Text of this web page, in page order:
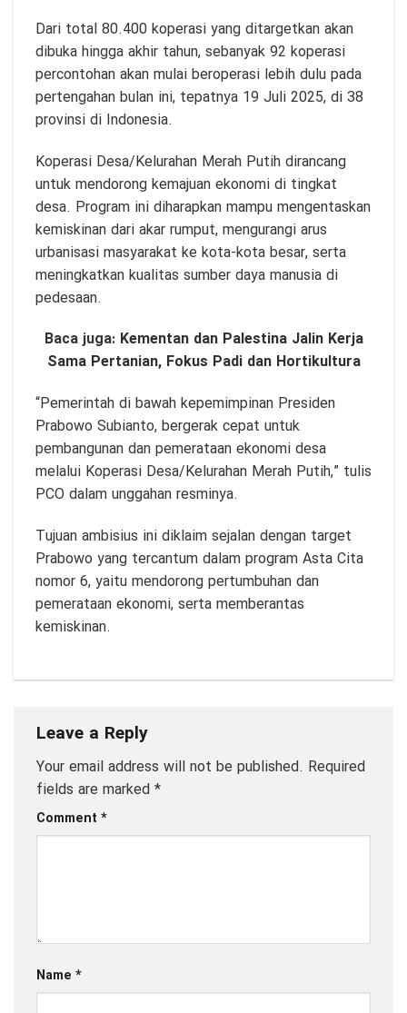
Dari total 80.400 koperasi yang ditargetkan akan
dibuka hingga akhir tahun, sebanyak 92 koperasi
percontohan akan mulai beroperasi lebih dulu pada
pertengahan bulan ini, tepatnya 19 Juli 2025, di 38
provinsi di Indonesia.
Koperasi Desa/Kelurahan Merah Putih dirancang
untuk mendorong kemajuan ekonomi di tingkat
desa. Program ini diharapkan mampu mengentaskan
kemiskinan dari akar rumput, mengurangi arus
urbanisasi masyarakat ke kota-kota besar, serta
meningkatkan kualitas sumber daya manusia di
pedesaan.
Baca juga: Kementan dan Palestina Jalin Kerja
Sama Pertanian, Fokus Padi dan Hortikultura
“Pemerintah di bawah kepemimpinan Presiden
Prabowo Subianto, bergerak cepat untuk
pembangunan dan pemerataan ekonomi desa
melalui Koperasi Desa/Kelurahan Merah Putih,” tulis
PCO dalam unggahan resminya.
Tujuan ambisius ini diklaim sejalan dengan target
Prabowo yang tercantum dalam program Asta Cita
nomor 6, yaitu mendorong pertumbuhan dan
pemerataan ekonomi, serta memberantas
kemiskinan.
Leave a Reply
Your email address will not be published. Required
fields are marked *
Comment *
Name *